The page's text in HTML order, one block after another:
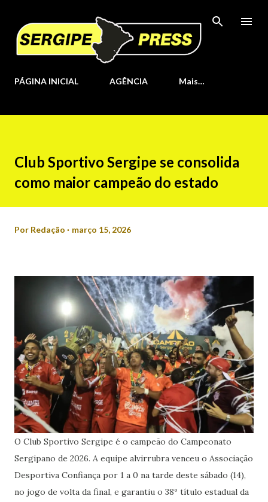
Pular para o conteúdo principal
PÁGINA INICIAL AGÊNCIA Mais…
Club Sportivo Sergipe se consolida
como maior campeão do estado
Por Redação março 15, 2026
O Club Sportivo Sergipe é o campeão do Campeonato
Sergipano de 2026. A equipe alvirrubra venceu o Associação
Desportiva Confiança por 1 a 0 na tarde deste sábado (14),
no jogo de volta da final, e garantiu o 38º título estadual da